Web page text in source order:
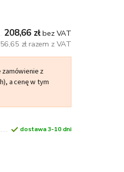
208,66 złbez VAT
zł razem z VAT
zamówienie z
a cenę w tym
dostawa 3-10 dni